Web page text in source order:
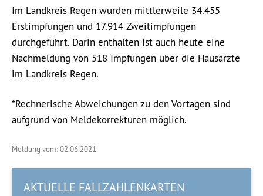
Im Landkreis Regen wurden mittlerweile 34.455
Erstimpfungen und 17.914 Zweitimpfungen
durchgeführt. Darin enthalten ist auch heute eine
Nachmeldung von 518 Impfungen über die Hausärzte
im Landkreis Regen.
*Rechnerische Abweichungen zu den Vortagen sind
aufgrund von Meldekorrekturen möglich.
Meldung vom: 02.06.2021
AKTUELLE FALLZAHLENKARTEN